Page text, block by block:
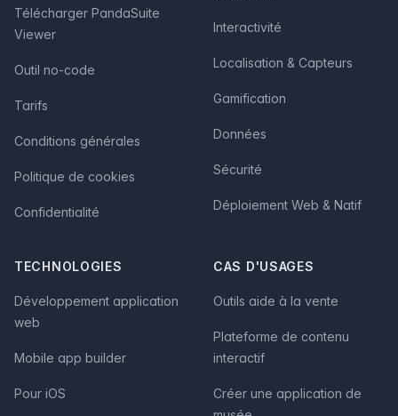
Télécharger PandaSuite
Viewer
Outil no-code
Tarifs
Conditions générales
Politique de cookies
Confidentialité
Interactivité
Localisation & Capteurs
Gamification
Données
Sécurité
Déploiement Web & Natif
TECHNOLOGIES
Développement application
web
Mobile app builder
Pour iOS
CAS D'USAGES
Outils aide à la vente
Plateforme de contenu
interactif
Créer une application de